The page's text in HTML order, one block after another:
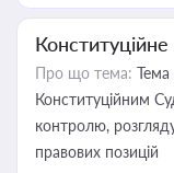
Про що тема: Тема
Конституційним
контролю,
правових позицій